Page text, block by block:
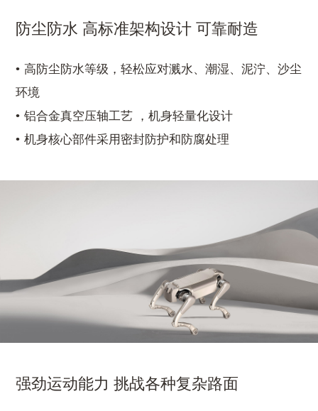
防尘防水 高标准架构设计 可靠耐造
高防尘防水等级，轻松应对溅水、潮湿、泥泞、沙尘
环境
铝合金真空压轴工艺 ，机身轻量化设计
机身核心部件采用密封防护和防腐处理
强劲运动能力 挑战各种复杂路面